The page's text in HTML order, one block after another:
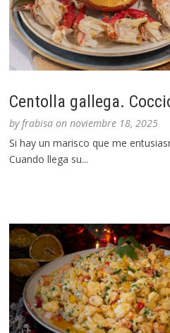
Centolla gallega.
byfrabisa onnoviembre 18, 2025
Si hay un marisco que me
Cuando llega su...